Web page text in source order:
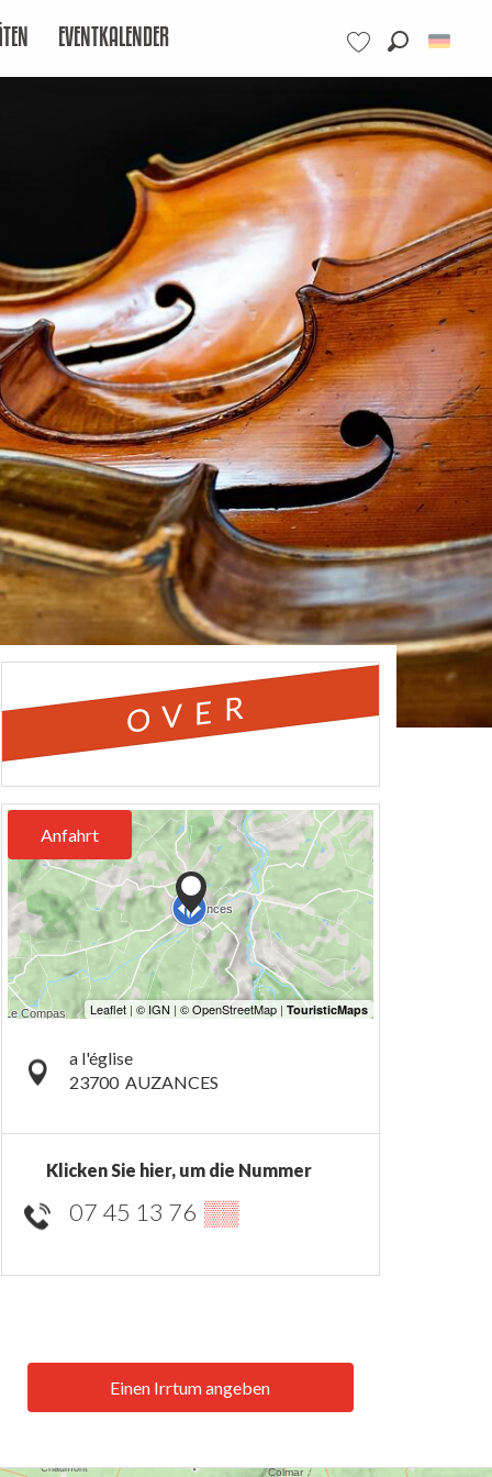
Voir les favoris
EVENTKALENDER
OVER
Anfahrt
a l'église
23700 AUZANCES
Klicken Sie hier, um die Nummer
07 45 13 76 ▒▒
Einen Irrtum angeben